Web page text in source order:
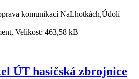
komunikací NaLhotkách,Údolí
Velikost: 463,58 kB
ÚT hasičská zbrojnice